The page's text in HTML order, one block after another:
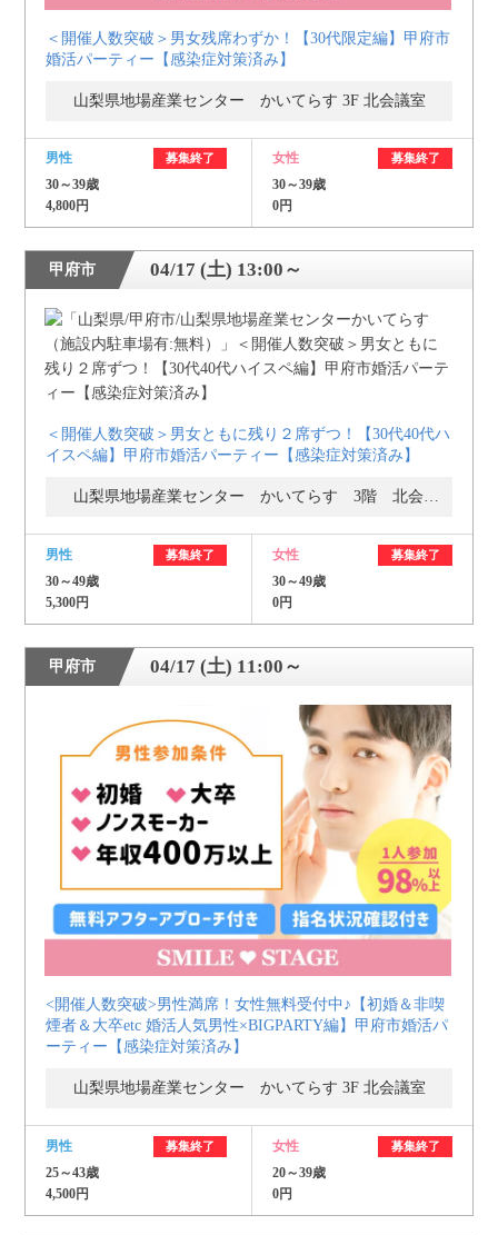
＜開催人数突破＞男女残席わずか！【30代限定編】甲府市
婚活パーティー【感染症対策済み】
山梨県地場産業センター かいてらす 3F 北会議室
男性 募集終了
30～39歳
4,800円
女性 募集終了
30～39歳
0円
甲府市 04/17 (土) 13:00～
＜開催人数突破＞男女ともに残り２席ずつ！【30代40代ハ
イスペ編】甲府市婚活パーティー【感染症対策済み】
山梨県地場産業センター かいてらす 3階 北会議室
男性 募集終了
30～49歳
5,300円
女性 募集終了
30～49歳
0円
甲府市 04/17 (土) 11:00～
<開催人数突破>男性満席！女性無料受付中♪【初婚＆非喫
煙者＆大卒etc 婚活人気男性×BIGPARTY編】甲府市婚活パ
ーティー【感染症対策済み】
山梨県地場産業センター かいてらす 3F 北会議室
男性 募集終了
25～43歳
4,500円
女性 募集終了
20～39歳
0円